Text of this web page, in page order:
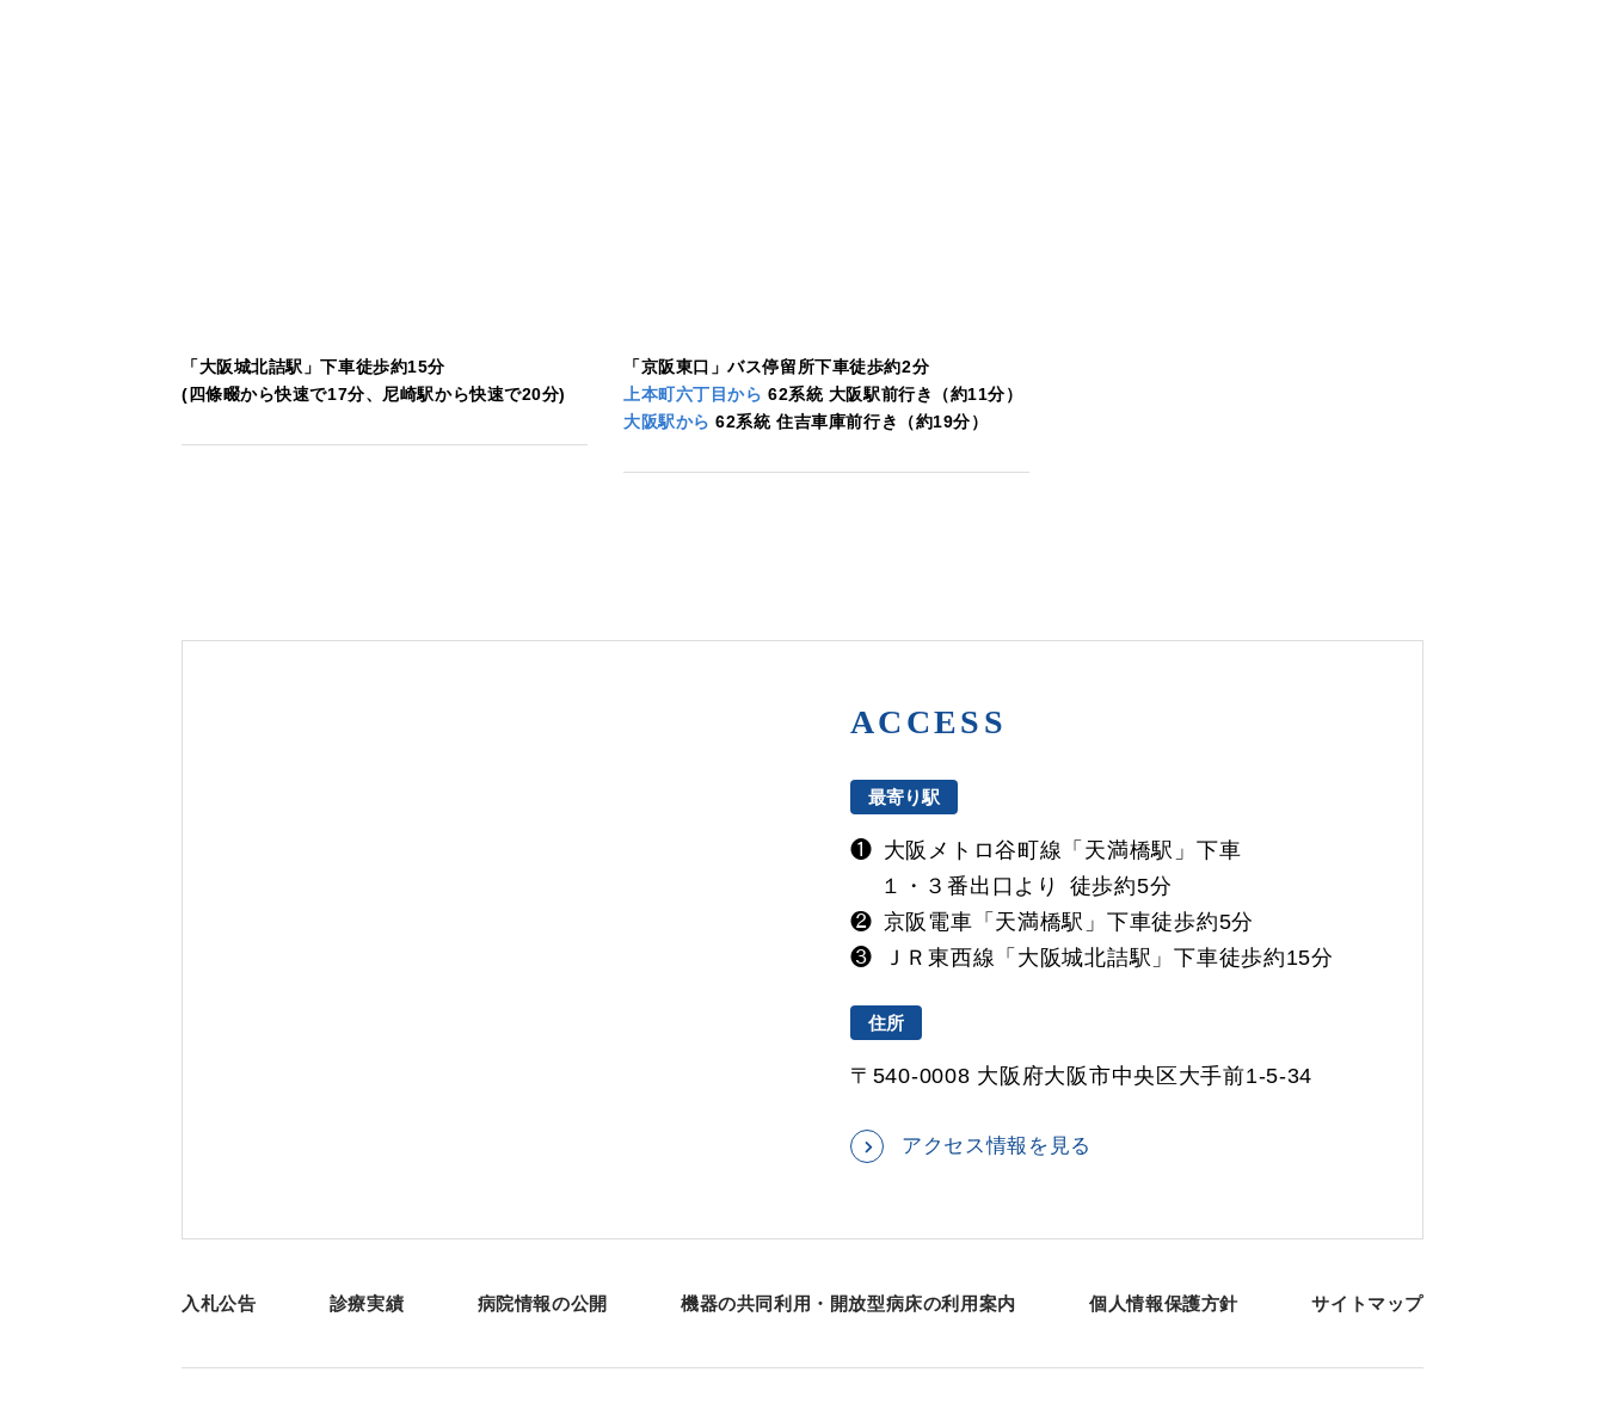
「大阪城北詰駅」下車徒歩約15分
(四條畷から快速で17分、尼崎駅から快速で20分)
「京阪東口」バス停留所下車徒歩約2分
上本町六丁目から 62系統 大阪駅前行き（約11分）
大阪駅から 62系統 住吉車庫前行き（約19分）
ACCESS
最寄り駅
❶ 大阪メトロ谷町線「天満橋駅」下車
１・３番出口より
徒歩約5分
❷ 京阪電車「天満橋駅」下車徒歩約5分
❸
ＪＲ東西線「大阪城北詰駅」下車徒歩約15分
住所
〒540-0008 大阪府大阪市中央区大手前1-5-34
アクセス情報を見る
入札公告 診療実績 病院情報の公開 機器の共同利用・開放型病床の利用案内 個人情報保護方針 サイトマップ